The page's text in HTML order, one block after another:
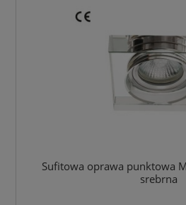
Sufitowa oprawa punktowa
srebrna